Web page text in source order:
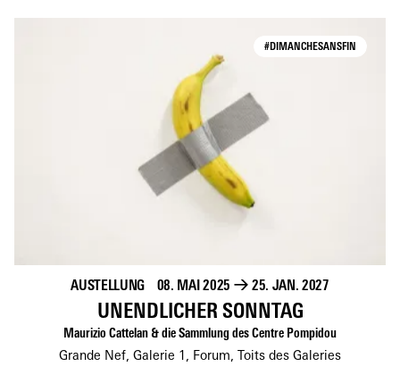
#DIMANCHESANSFIN
AUSTELLUNG 08. MAI 2025 → 25. JAN. 2027
UNENDLICHER SONNTAG
Maurizio Cattelan & die Sammlung des Centre Pompidou
Grande Nef, Galerie 1, Forum, Toits des Galeries